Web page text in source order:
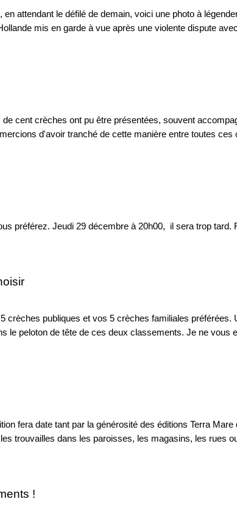
attendant le défilé de demain, voici une photo à
mis en garde à vue après une violente dispute
cent crèches ont pu être présentées, souvent
d'avoir tranché de cette manière entre toutes ces
préférez. Jeudi 29 décembre à 20h00, il sera trop tard.
crèches publiques et vos 5 crèches familiales préférées.
le peloton de tête de ces deux classements. Je ne vous
fera date tant par la générosité des éditions Terra Mare
trouvailles dans les paroisses, les magasins, les rues
!